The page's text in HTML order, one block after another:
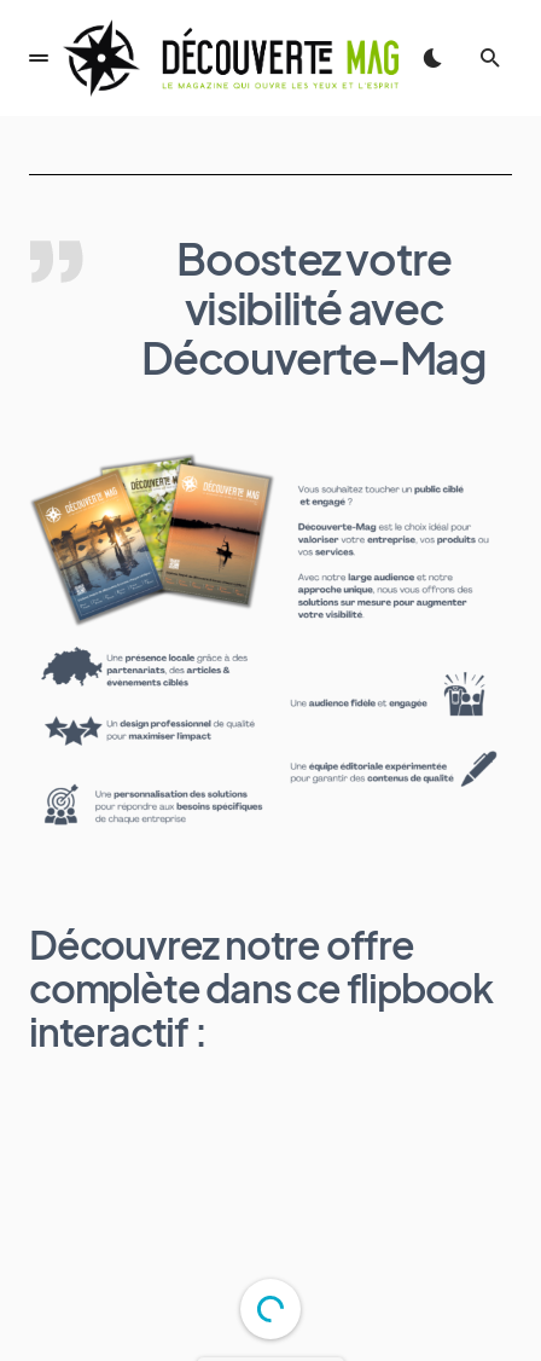
Boostez votre
visibilité avec
Découverte-Mag
Découvrez notre offre
complète dans ce flipbook
interactif :